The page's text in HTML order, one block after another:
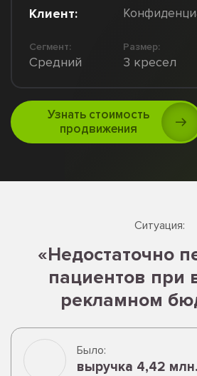
Клиент:
Сегмент:
Средний
Размер:
3 кресел
Узнать стоимость
продвижения
Ситуация:
«Недостаточно
пациентов при
рекламном
Было:
выручка 4,42